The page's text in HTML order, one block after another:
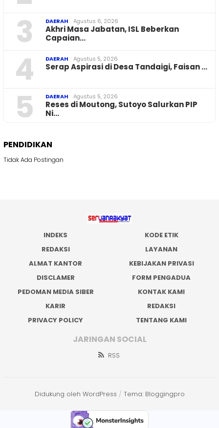
3 DAERAH Agustus 6, 2026
Akhri Masa Jabatan, ISL Beberkan
Capaian…
4 DAERAH Agustus 5, 2026
Serap Aspirasi di Desa Tandaigi, Faisan …
5 DAERAH Agustus 5, 2026
Reses di Moutong, Sutoyo Salurkan PIP
Ni…
PENDIDIKAN
Tidak Ada Postingan
INDEKS
KODE ETIK
REDAKSI
LAYANAN
ALMAT KANTOR
KEBIJAKAN PRIVASI
DISCLAMER
FORM PENGADUA
PEDOMAN MEDIA SIBER
KONTAK KAMI
KARIR
REDAKSI
PRIVACY POLICY
TENTANG KAMI
JARINGAN SOCIAL
RSS
Didukung oleh WordPress / Tema: Bloggingpro